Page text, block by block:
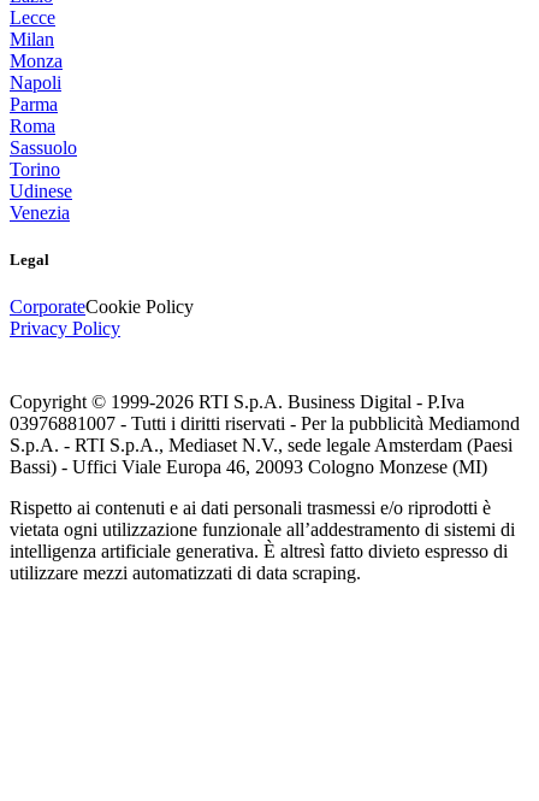
Lecce
Milan
Monza
Napoli
Parma
Roma
Sassuolo
Torino
Udinese
Venezia
Legal
CorporateCookie Policy
Privacy Policy
Copyright © 1999-2026 RTI S.p.A. Business Digital - P.Iva
03976881007 - Tutti i diritti riservati - Per la pubblicità Mediamond
S.p.A. - RTI S.p.A., Mediaset N.V., sede legale Amsterdam (Paesi
Bassi) - Uffici Viale Europa 46, 20093 Cologno Monzese (MI)
Rispetto ai contenuti e ai dati personali trasmessi e/o riprodotti è
vietata ogni utilizzazione funzionale all’addestramento di sistemi di
intelligenza artificiale generativa. È altresì fatto divieto espresso di
utilizzare mezzi automatizzati di data scraping.